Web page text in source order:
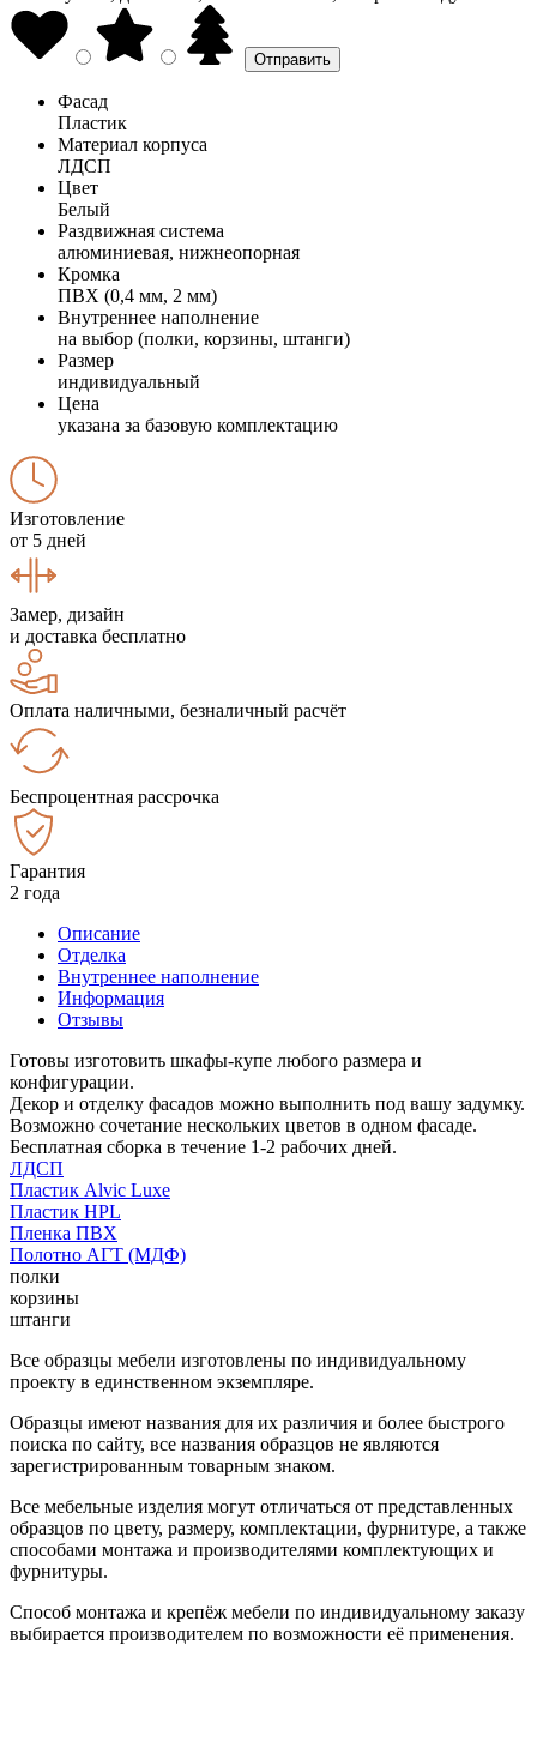
Фасад
Пластик
Материал корпуса
ЛДСП
Цвет
Белый
Раздвижная система
алюминиевая, нижнеопорная
Кромка
ПВХ (0,4 мм, 2 мм)
Внутреннее наполнение
на выбор (полки, корзины, штанги)
Размер
индивидуальный
Цена
указана за базовую комплектацию
Изготовление
от 5 дней
Замер, дизайн
и доставка бесплатно
Оплата наличными, безналичный расчёт
Беспроцентная рассрочка
Гарантия
2 года
Описание
Отделка
Внутреннее наполнение
Информация
Отзывы
Готовы изготовить шкафы-купе любого размера и
конфигурации.
Декор и отделку фасадов можно выполнить под вашу задумку.
Возможно сочетание нескольких цветов в одном фасаде.
Бесплатная сборка в течение 1-2 рабочих дней.
ЛДСП
Пластик Alvic Luxe
Пластик HPL
Пленка ПВХ
Полотно АГТ (МДФ)
полки
корзины
штанги
Все образцы мебели изготовлены по индивидуальному
проекту в единственном экземпляре.
Образцы имеют названия для их различия и более быстрого
поиска по сайту, все названия образцов не являются
зарегистрированным товарным знаком.
Все мебельные изделия могут отличаться от представленных
образцов по цвету, размеру, комплектации, фурнитуре, а также
способами монтажа и производителями комплектующих и
фурнитуры.
Способ монтажа и крепёж мебели по индивидуальному заказу
выбирается производителем по возможности её применения.